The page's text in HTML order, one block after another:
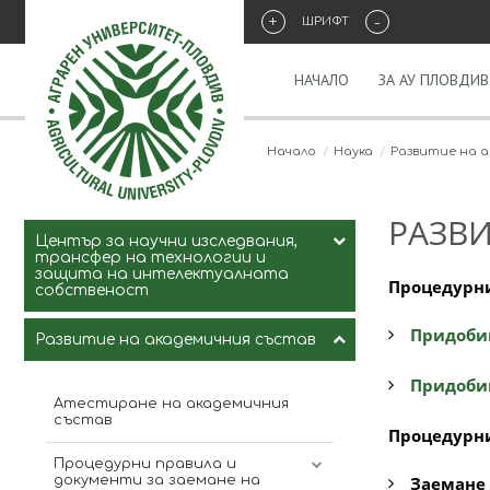
+ ШРИФТ -
НАЧАЛО ЗА АУ ПЛОВДИВ
Начало Наука Развитие на
Център за научни изследвания,
трансфер на технологии и
защита на интелектуалната
собственост
Решения
Документи
СИСТЕМА за организиране и
Развитие на академичния състав
Атестиране на академичния
състав
Процедурни правила и
документи за заемане на
Заемане